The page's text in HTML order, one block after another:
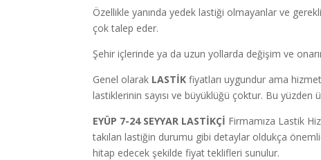
Özellikle yanında yedek lastiği olmayanlar ve
çok talep eder.
Şehir içlerinde ya da uzun yollarda değişim ve
Genel olarak LASTİK fiyatları uygundur ama
lastiklerinin sayısı ve büyüklüğü çoktur. Bu yüzden
EYÜP 7-24 SEYYAR LASTİKÇİ Firmamıza Lastik
takılan lastiğin durumu gibi detaylar oldukça
hitap edecek şekilde fiyat teklifleri sunulur.